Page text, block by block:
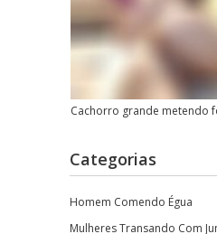
Categorias
Homem Comendo Égua
Mulheres Transando Com